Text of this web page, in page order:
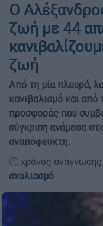
Ο
ζωή με 44
ζωή
Από τη μία πλευρά,
κανιβαλισμό και από
προσφοράς που
σύγκριση ανάμεσα
αναπόφευκτη.
🕛 χρόνος
σχολιασμό